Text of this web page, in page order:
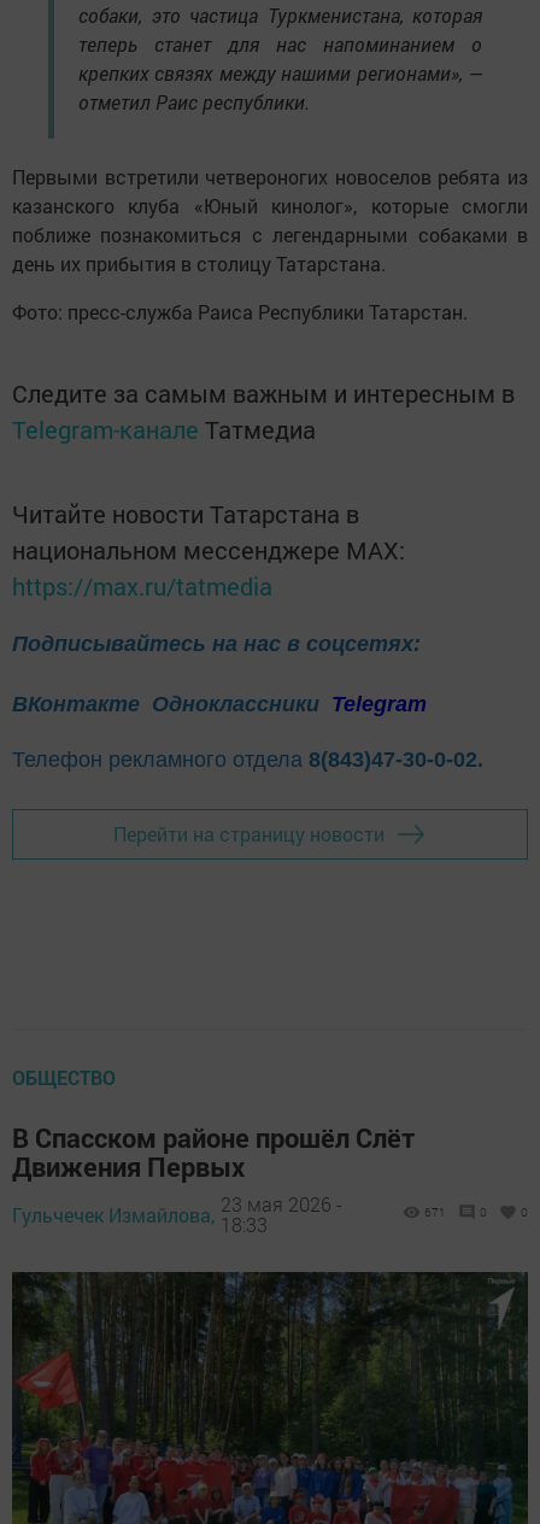
собаки, это частица Туркменистана, которая
теперь станет для нас напоминанием о
крепких связях между нашими регионами», —
отметил Раис республики.
Первыми встретили четвероногих новоселов ребята из
казанского клуба «Юный кинолог», которые смогли
поближе познакомиться с легендарными собаками в
день их прибытия в столицу Татарстана.
Фото: пресс-служба Раиса Республики Татарстан.
Следите за самым важным и интересным в
Telegram-канале Татмедиа
Читайте новости Татарстана в
национальном мессенджере MАХ:
https://max.ru/tatmedia
Подписывайтесь на нас в соцсетях:
ВКонтакте Одноклассники Telegram
Телефон рекламного отдела 8(843)47-30-0-02.
Перейти на страницу новости
ОБЩЕСТВО
В Спасском районе прошёл Слёт
Движения Первых
Гульчечек Измайлова, 23 мая 2026 -
18:33
671 0 0